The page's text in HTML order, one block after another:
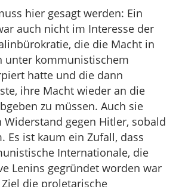
hier gesagt werden: Ein
auch nicht im Interesse der
die die Macht in
unter kommunistischem
hatte und die dann
ihre Macht wieder an die
zu müssen. Auch sie
gegen Hitler, sobald
Es ist kaum ein Zufall, dass
Internationale, die
Lenins gegründet worden war
die proletarische